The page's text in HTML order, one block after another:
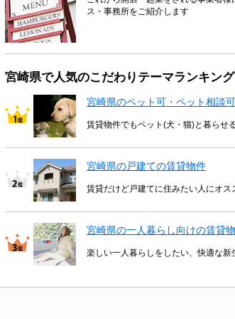
ス・事務所をご紹介します
宮崎県で人気のこだわりテーマランキング
宮崎県のペット可・ペット相談
賃貸物件でもペット(犬・猫)と暮らせ
宮崎県の戸建ての賃貸物件
賃貸だけど戸建てに住みたい人にオス
宮崎県の一人暮らし向けの賃貸
楽しい一人暮らしをしたい、快適な